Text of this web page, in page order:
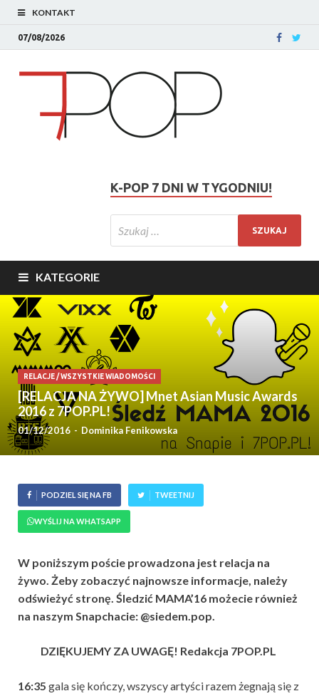
KONTAKT
07/08/2026
K-POP 7 DNI W TYGODNIU!
KATEGORIE
RELACJE/WSZYSTKIE WIADOMOŚCI
[RELACJA NA ŻYWO] Mnet Asian Music Awards
2016 z 7POP.PL!
01/12/2016 - Dominika Fenikowska
PODZIEL SIĘ NA FB TWEETNIJ
WYŚLIJ NA WHATSAPP
W poniższym poście prowadzona jest relacja na
żywo. Żeby zobaczyć najnowsze informacje, należy
odświeżyć stronę. Śledzić MAMA’16 możecie również
na naszym Snapchacie: @siedem.pop.
DZIĘKUJEMY ZA UWAGĘ! Redakcja 7POP.PL
16:35 gala się kończy, wszyscy artyści razem żegnają się z